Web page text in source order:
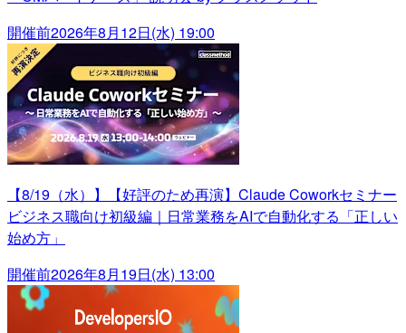
開催前2026年8月12日(水) 19:00
【8/19（水）】【好評のため再演】Claude Coworkセミナー
ビジネス職向け初級編｜日常業務をAIで自動化する「正しい
始め方」
開催前2026年8月19日(水) 13:00